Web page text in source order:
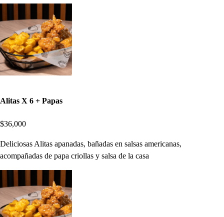
Alitas X 6 + Papas
$36,000
Deliciosas Alitas apanadas, bañadas en salsas americanas,
acompañadas de papa criollas y salsa de la casa